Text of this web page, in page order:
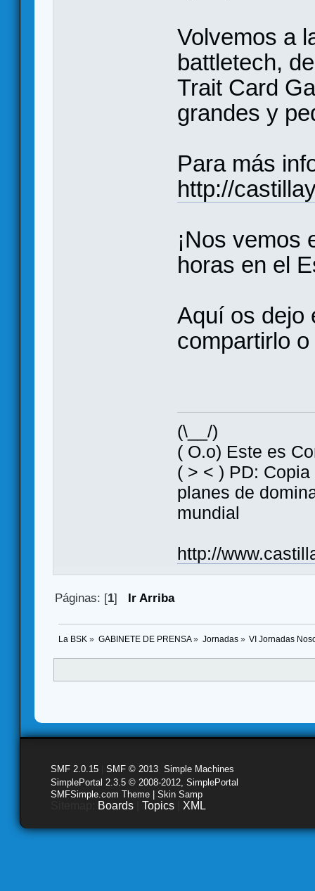
Volvemos a
battletech,
Trait Card
grandes y
Para más
http://
¡Nos vemos
horas en el
Aquí os dejo
compartirlo
(\__/)
( O.o) Este es
( > < ) PD:
planes de
mundial
http://
Páginas: [1] Ir Arriba
La BSK » GABINETE DE PRENSA» Jornadas» VI Jornadas
SMF 2.0.15 SMF © 2013 Simple Machines
SimplePortal 2.3.5 © 2008-2012, SimplePortal
SMFSimple.com Theme | Skin Samp
Boards Topics XML